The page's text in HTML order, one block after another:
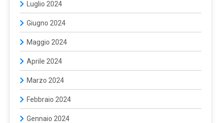
Luglio 2024
Giugno 2024
Maggio 2024
Aprile 2024
Marzo 2024
Febbraio 2024
Gennaio 2024